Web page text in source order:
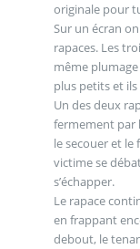
originale pour
Sur un écran
rapaces. Les
même
plus petits et
Un des deux
fermement par
le secouer et le
victime se
s’échapper.
Le rapace
en frappant
debout, le